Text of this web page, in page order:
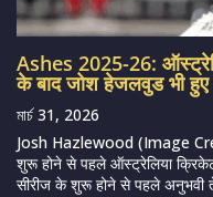
Ashes 2025-26:
के बाद जोश हेजलवुड भी हुए
মার্চ 31, 2026
Josh Hazlewood (Image
शुरू होने से पहले ऑस्ट्रेलिया
सीरीज के शुरू होने से पहले अनुभवी